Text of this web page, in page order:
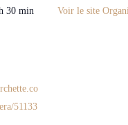
30 min
51133
Voir le site